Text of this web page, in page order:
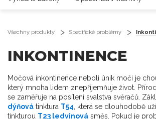
Vrácení objednávky do 14
Rychlé dodání <36 hodin
Všechny produkty Specifické problémy
INKONTINENCE
Močová inkontinence neboli únik moči je
který mnoha lidem znepříjemňuje život.
se zaměřuje na posílení svalstva svěračů.
dýňová tinktura T54 , která se dlouhodobě
tinkturou T23 ledvinová směs. Pokud je